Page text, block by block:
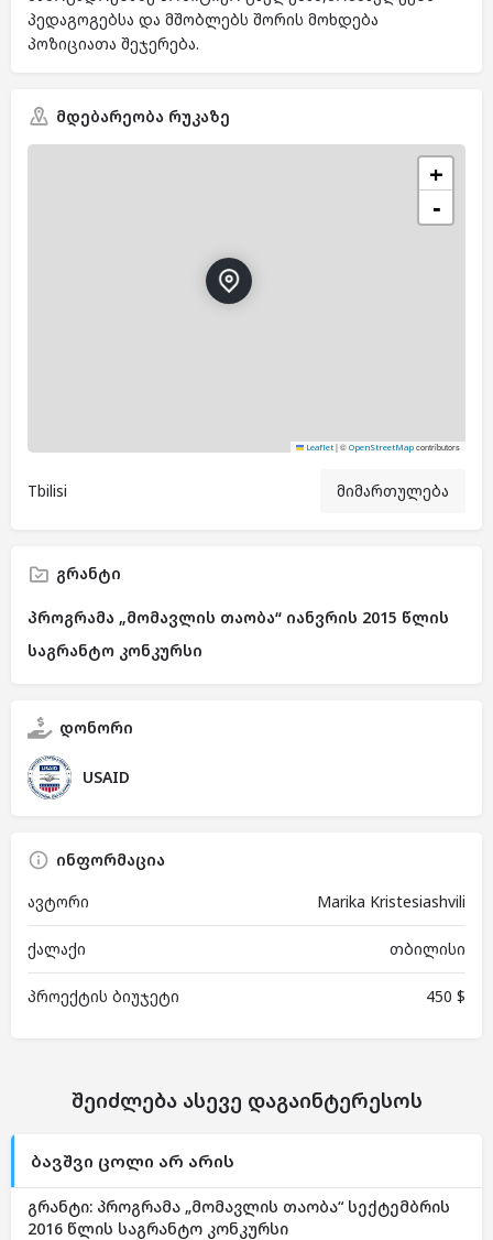
პედაგოგებსა და მშობლებს შორის მოხდება
პოზიციათა შეჯერება.
მდებარეობა რუკაზე
+
−
Leaflet |© OpenStreetMap contributors
Tbilisi მიმართულება
გრანტი
პროგრამა „მომავლის თაობა“ იანვრის 2015 წლის
საგრანტო კონკურსი
დონორი
USAID
ინფორმაცია
ავტორი
Marika Kristesiashvili
ქალაქი თბილისი
პროექტის ბიუჯეტი 450 $
შეიძლება ასევე დაგაინტერესოს
ბავშვი ცოლი არ არის
გრანტი: პროგრამა „მომავლის თაობა“ სექტემბრის
2016 წლის საგრანტო კონკურსი